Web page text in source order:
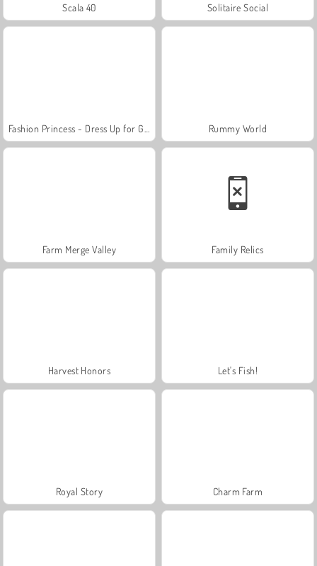
Scala 40 Solitaire Social
Rummy World
Farm Merge Valley Family Relics
Harvest Honors Let's Fish!
Royal Story Charm Farm